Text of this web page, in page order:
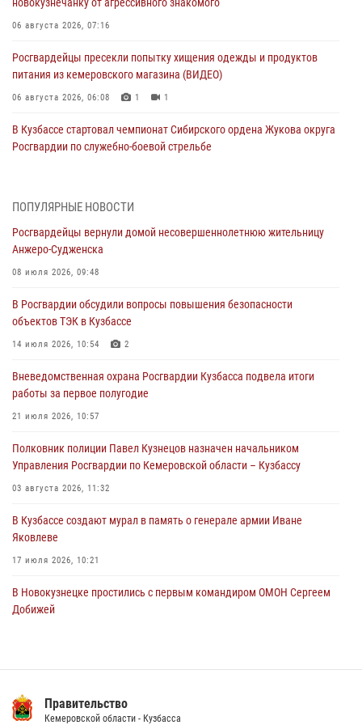
06 августа 2026, 07:16
Росгвардейцы пресекли попытку хищения одежды и продуктов
питания из кемеровского магазина (ВИДЕО)
06 августа 2026, 06:08 1 1
В Кузбассе стартовал чемпионат Сибирского ордена Жукова округа
Росгвардии по служебно-боевой стрельбе
Росгвардейцы задержали в Кемерове дебошира, устроившего
05 августа 2026, 09:30
Росгвардейцы задержали участника драки, причинившего побои
05 августа 2026, 08:50
Росгвардейцы пресекли нарушение общественного порядка на
05 августа 2026, 08:10
Росгвардейцы в Юрге пресекли попытку проникновения на
05 августа 2026, 07:45
ПОПУЛЯРНЫЕ НОВОСТИ
Росгвардейцы вернули домой несовершеннолетнюю жительницу
Анжеро-Судженска
08 июля 2026, 09:48
В Росгвардии обсудили вопросы повышения безопасности
объектов ТЭК в Кузбассе
14 июля 2026, 10:54 2
Вневедомственная охрана Росгвардии Кузбасса подвела итоги
работы за первое полугодие
21 июля 2026, 10:57
Полковник полиции Павел Кузнецов назначен начальником
Управления Росгвардии по Кемеровской области – Кузбассу
03 августа 2026, 11:32
В Кузбассе создают мурал в память о генерале армии Иване
Яковлеве
17 июля 2026, 10:21
В Новокузнецке простились с первым командиром ОМОН Сергеем
Добижей
14 июля 2026, 08:52 1
Правительство
Кемеровской области - Кузбасса